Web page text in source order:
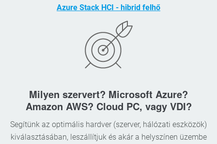
Azure Stack HCI - hibrid felhő
Milyen szervert? Microsoft Azure?
Amazon AWS? Cloud PC, vagy VDI?
Segítünk az optimális hardver (szerver, hálózati eszközök)
kiválasztásában, leszállítjuk és akár a helyszínen üzembe